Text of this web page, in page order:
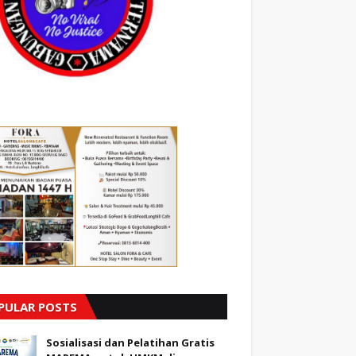
POSTS
Sosialisasi dan Pelatihan Gratis